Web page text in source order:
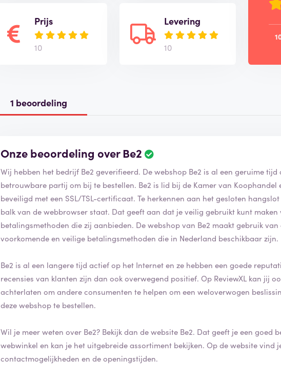
Prijs
10
Levering
10
1 beoordeling
Onze beoordeling over Be2
B
o
o
d
e
l
i
i
s
g
r
i
f
Wij hebben het bedrijf Be2 geverifieerd. De webshop Be2 is al een geruime tijd
betrouwbare partij om bij te bestellen. Be2 is lid bij de Kamer van Koophandel en de website is
beveiligd met een SSL/TSL-certificaat. Te herkennen aan het gesloten hangslot dat voor de url in de
balk van de webbrowser staat. Dat geeft aan dat je veilig gebruikt kunt maken van de
betalingsmethoden die zij aanbieden. De webshop van Be2 maakt gebruik van de meest
voorkomende en veilige betalingsmethoden die in Nederland beschikbaar zijn.
Be2 is al een langere tijd actief op het Internet en ze hebben een goede reputatie
recensies van klanten zijn dan ook overwegend positief. Op ReviewXL kan jij ook jouw bedoordeling
achterlaten om andere consumenten te helpen om een weloverwogen
deze webshop te bestellen.
Wil je meer weten over Be2? Bekijk dan de website Be2. Dat geeft je een goed beeld van de
webwinkel en kan je het uitgebreide assortiment bekijken. Op de website vind je tevens de
contactmogelijkheden en de openingstijden.